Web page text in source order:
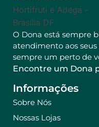
O Dona está sempre
atendimento aos
sempre um perto de
Encontre um Dona
Informações
Sobre Nós
Nossas Lojas